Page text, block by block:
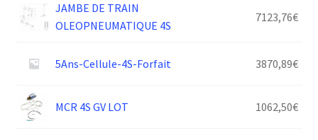
JAMBE DE TRAIN
OLEOPNEUMATIQUE 4S
7123,76€
5Ans-Cellule-4S-Forfait 3870,89€
MCR 4S GV LOT 1062,50€